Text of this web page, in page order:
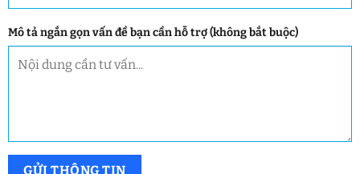
Mô tả ngắn gọn vấn đề bạn cần hỗ trợ (không bắt buộc)